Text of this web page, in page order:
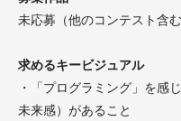
未応募（他のコンテスト含
求めるキービジュアル
・「プログラミング」を感
未来感）があること